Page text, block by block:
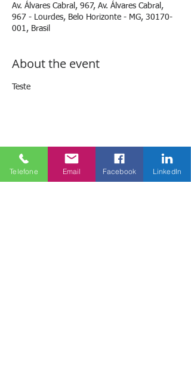
Av. Álvares Cabral, 967, Av. Álvares Cabral,
967 - Lourdes, Belo Horizonte - MG, 30170-
001, Brasil
About the event
Teste
Share this event
Telefone Email Facebook LinkedIn